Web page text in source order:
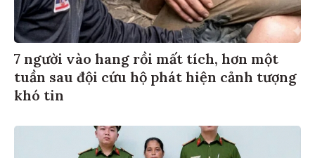
7 người vào hang rồi mất tích, hơn một
tuần sau đội cứu hộ phát hiện cảnh tượng
khó tin